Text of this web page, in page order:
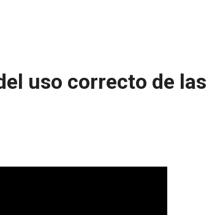
uso correcto de las